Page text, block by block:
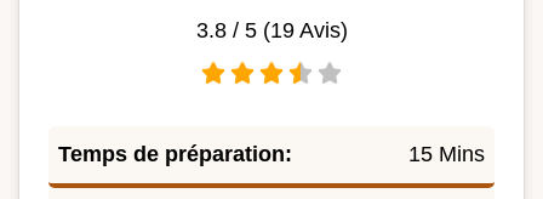
3.8/ 5 (19Avis)
Temps de préparation: 15 Mins